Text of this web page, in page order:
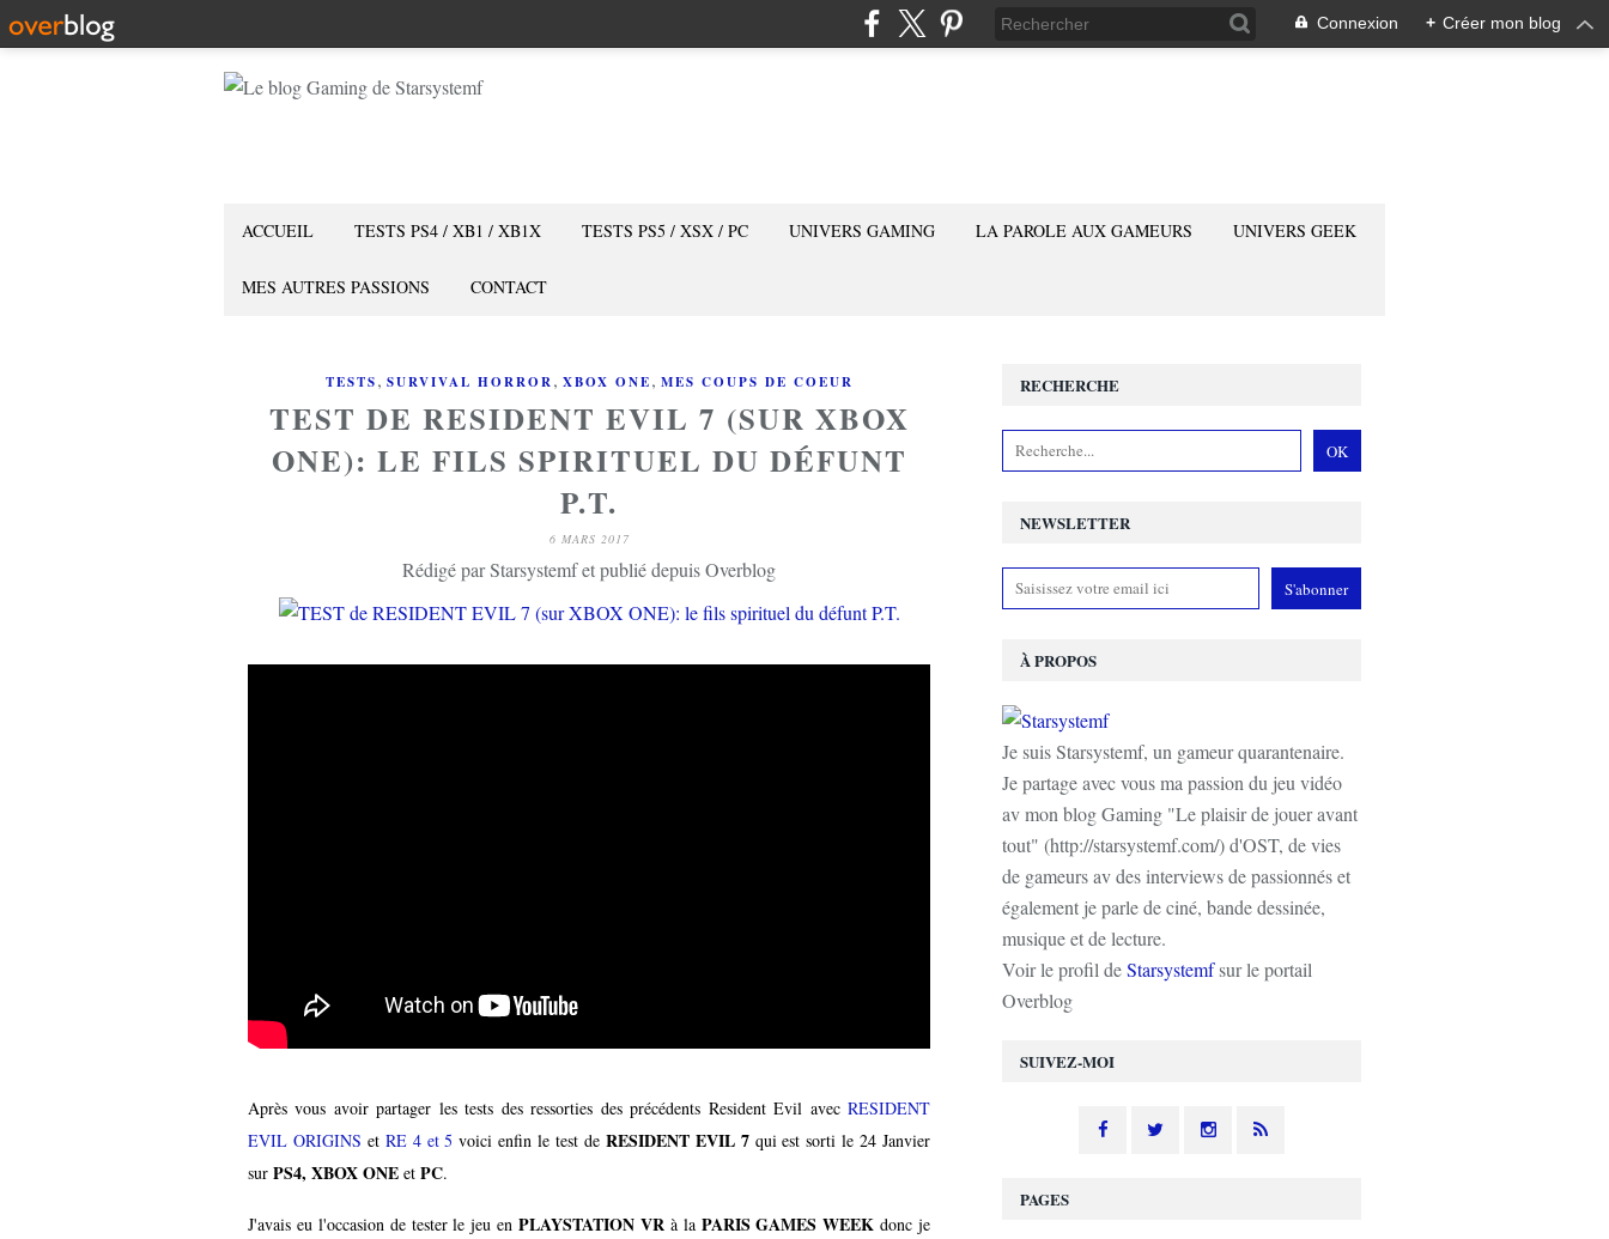
Connexion + Créer mon blog
ACCUEIL TESTS PS4 / XB1 / XB1X TESTS PS5 / XSX / PC UNIVERS GAMING LA PAROLE AUX GAMEURS UNIVERS GEEK
MES AUTRES PASSIONS CONTACT
TESTS, SURVIVAL HORROR, XBOX ONE, MES COUPS DE COEUR
TEST DE RESIDENT EVIL 7 (SUR XBOX
ONE): LE FILS SPIRITUEL DU DÉFUNT
P.T.
6 MARS 2017
Rédigé par Starsystemf et publié depuis Overblog
Après vous avoir partager les tests des ressorties des précédents Resident Evil avec RESIDENT
EVIL ORIGINS et RE 4 et 5 voici enfin le test de RESIDENT EVIL 7qui est sorti le 24 Janvier
sur PS4, XBOX ONE et PC.
J'avais eu l'occasion de tester le jeu en PLAYSTATION VR à la PARIS GAMES WEEK donc je
NEWSLETTER
SUIVEZ-MOI
RECHERCHE
À PROPOS
Je suis Starsystemf, un gameur quarantenaire.
Je partage avec vous ma passion du jeu vidéo
av mon blog Gaming "Le plaisir de jouer avant
tout" (http://starsystemf.com/) d'OST, de vies
de gameurs av des interviews de passionnés et
également je parle de ciné, bande dessinée,
musique et de lecture.
Voir le profil deStarsystemfsur le portail
Overblog
PAGES